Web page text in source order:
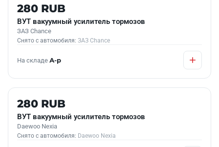
Б/У В НАЛИЧИИ
280 RUB
ВУТ вакуумный усилитель тормозов
ЗАЗ Chance
Снято с автомобиля: ЗАЗ Chance
На складе А-р
Б/У В НАЛИЧИИ
280 RUB
ВУТ вакуумный усилитель тормозов
Daewoo Nexia
Снято с автомобиля: Daewoo Nexia